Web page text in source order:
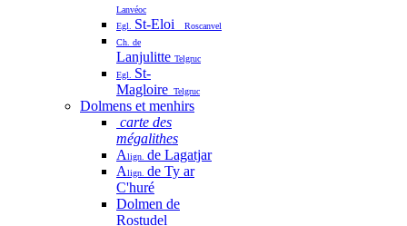
Lanvéoc
Egl. St-Eloi
Roscanvel
Ch. de
Lanjulitte Telgruc
Egl. St-
Magloire Telgruc
Dolmens et menhirs
carte des
mégalithes
Align. de Lagatjar
Align. de Ty ar
C'huré
Dolmen de
Rostudel